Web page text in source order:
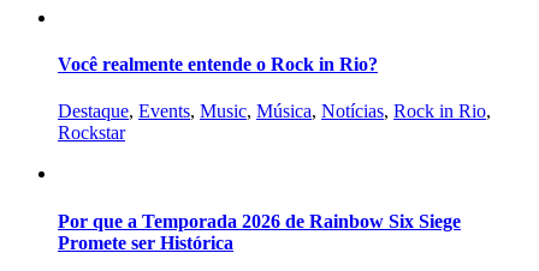
Você realmente entende o Rock in Rio?
Destaque, Events, Music, Música, Notícias, Rock in Rio,
Rockstar
Por que a Temporada 2026 de Rainbow Six Siege
Promete ser Histórica